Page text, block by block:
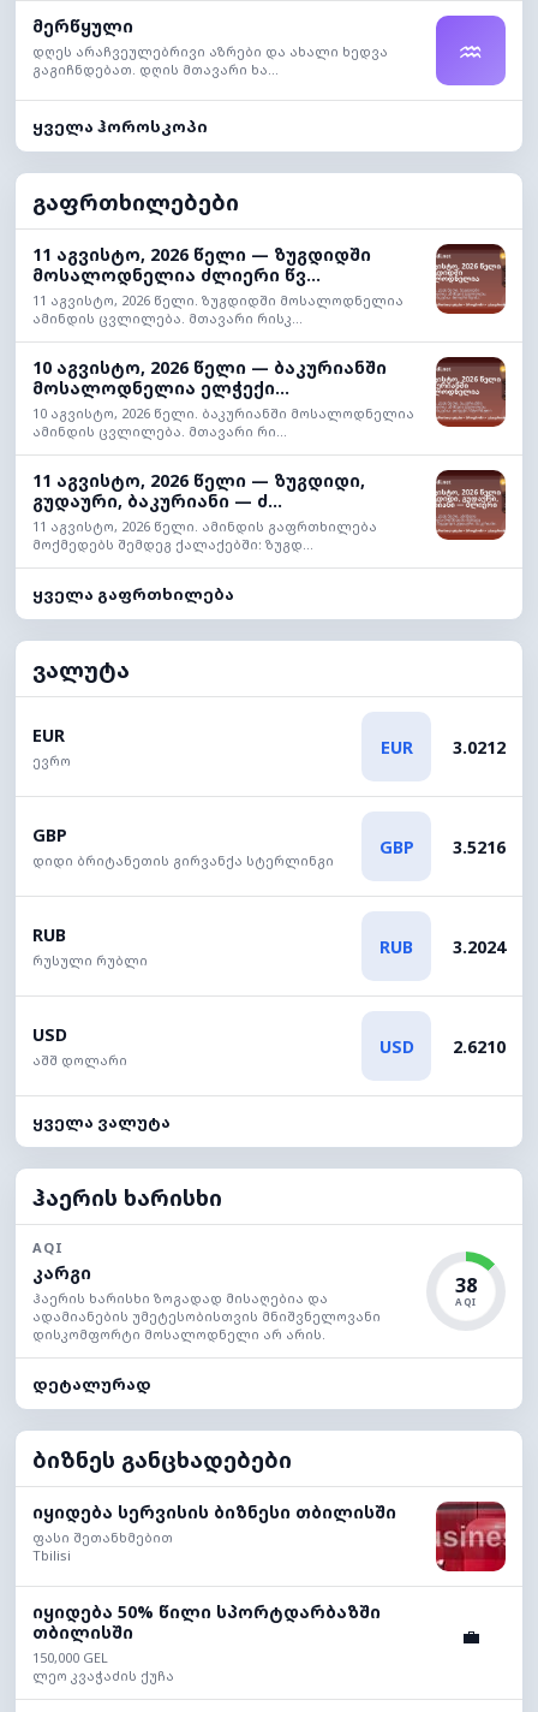
მერწყული
დღეს არაჩვეულებრივი აზრები და ახალი ხედვა
გაგიჩნდებათ. დღის მთავარი ხა...
♒
ყველა ჰოროსკოპი
გაფრთხილებები
11 აგვისტო, 2026 წელი — ზუგდიდში
მოსალოდნელია ძლიერი წვ...
11 აგვისტო, 2026 წელი. ზუგდიდში მოსალოდნელია
ამინდის ცვლილება. მთავარი რისკ...
10 აგვისტო, 2026 წელი — ბაკურიანში
მოსალოდნელია ელჭექი...
10 აგვისტო, 2026 წელი. ბაკურიანში მოსალოდნელია
ამინდის ცვლილება. მთავარი რი...
11 აგვისტო, 2026 წელი — ზუგდიდი,
გუდაური, ბაკურიანი — ძ...
11 აგვისტო, 2026 წელი. ამინდის გაფრთხილება
მოქმედებს შემდეგ ქალაქებში: ზუგდ...
ყველა გაფრთხილება
ვალუტა
EUR
ევრო
EUR 3.0212
GBP
დიდი ბრიტანეთის გირვანქა სტერლინგი
GBP 3.5216
RUB
რუსული რუბლი
RUB 3.2024
USD
აშშ დოლარი
USD 2.6210
ყველა ვალუტა
ჰაერის ხარისხი
AQI
კარგი
ჰაერის ხარისხი ზოგადად მისაღებია და
ადამიანების უმეტესობისთვის მნიშვნელოვანი
დისკომფორტი მოსალოდნელი არ არის.
38
AQI
დეტალურად
ბიზნეს განცხადებები
იყიდება სერვისის ბიზნესი თბილისში
ფასი შეთანხმებით
Tbilisi
იყიდება 50% წილი სპორტდარბაზში
თბილისში
150,000 GEL
ლეო კვაჭაძის ქუჩა
💼